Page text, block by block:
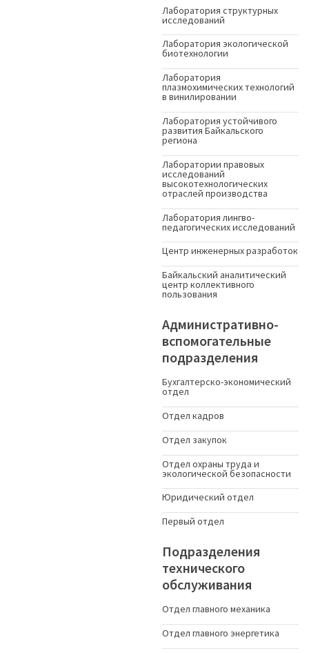
Лаборатория структурных
исследований
Лаборатория экологической
биотехнологии
Лаборатория
плазмохимических технологий
в винилировании
Лаборатория устойчивого
развития Байкальского
региона
Лаборатории правовых
исследований
высокотехнологических
отраслей производства
Лаборатория лингво-
педагогических исследований
Центр инженерных разработок
Байкальский аналитический
центр коллективного
пользования
Административно-
вспомогательные
подразделения
Бухгалтерско-экономический
отдел
Отдел кадров
Отдел закупок
Отдел охраны труда и
экологической безопасности
Юридический отдел
Первый отдел
Подразделения
технического
обслуживания
Отдел главного механика
Отдел главного энергетика